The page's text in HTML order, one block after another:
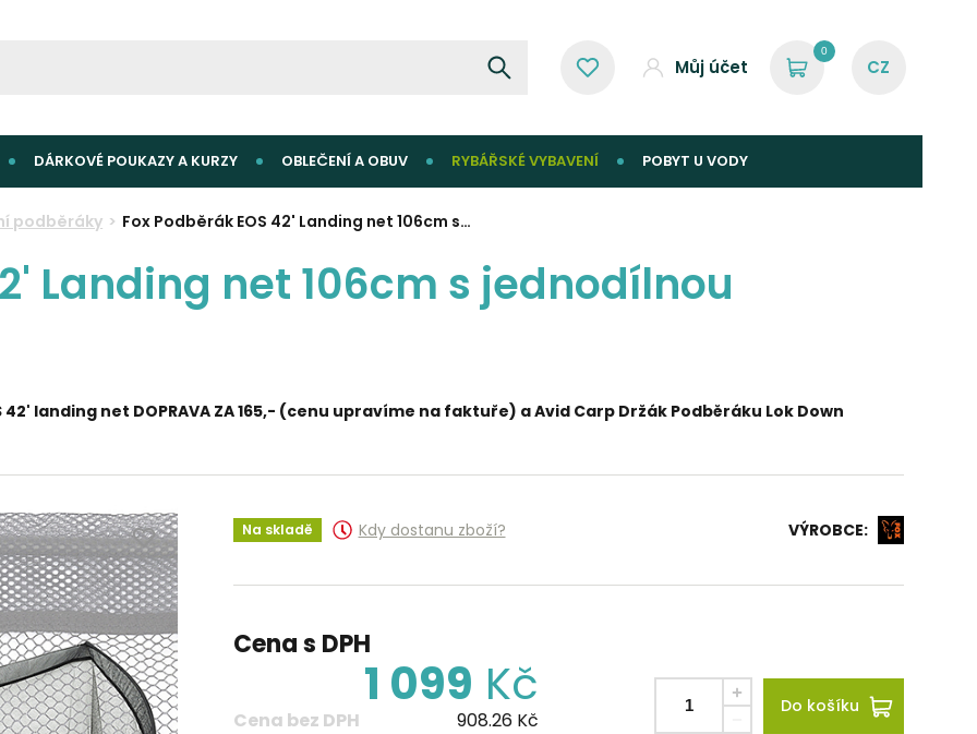
Můj účet
0
DÁRKOVÉ POUKAZY A KURZY OBLEČENÍ A OBUV RYBÁŘSKÉ VYBAVENÍ POBYT U VODY
podběráky Fox Podběrák EOS 42' Landing net 106cm s…
Landing net 106cm s jednodílnou
42' landing net DOPRAVA ZA 165,- (cenu upravíme na faktuře) aAvid Carp Držák Podběráku Lok Down
Na skladě Kdy dostanu zboží? VÝROBCE:
Cena s DPH
1 099 Kč
Cena bez DPH 908.26Kč
Do košíku